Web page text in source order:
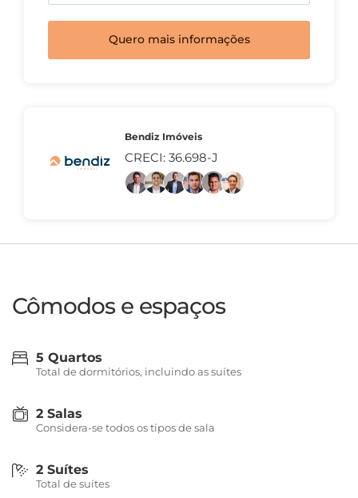
Quero mais informações
Bendiz Imóveis
CRECI: 36.698-J
Cômodos e espaços
5 Quartos
Total de dormitórios, incluindo as suítes
2 Salas
Considera-se todos os tipos de sala
2 Suítes
Total de suítes